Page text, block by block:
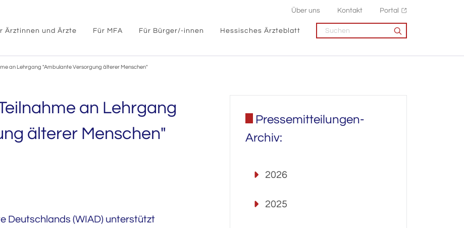
Über uns Kontakt Portal
Ärztinnen und Ärzte Für MFA Für Bürger/-innen Hessisches Ärzteblatt
an Lehrgang "Ambulante Versorgung älterer Menschen"
an Lehrgang
älterer Menschen"
Deutschlands (WIAD) unterstützt
Pressemitteilungen-
Archiv:
2026
2025